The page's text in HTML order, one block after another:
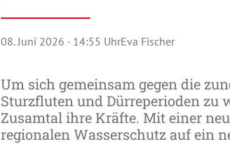
08. Juni 2026 · 14:55 UhrEva Fischer
Um sich gemeinsam gegen die
Sturzfluten und Dürreperioden zu
Zusamtal ihre Kräfte. Mit einer
regionalen Wasserschutz auf ein